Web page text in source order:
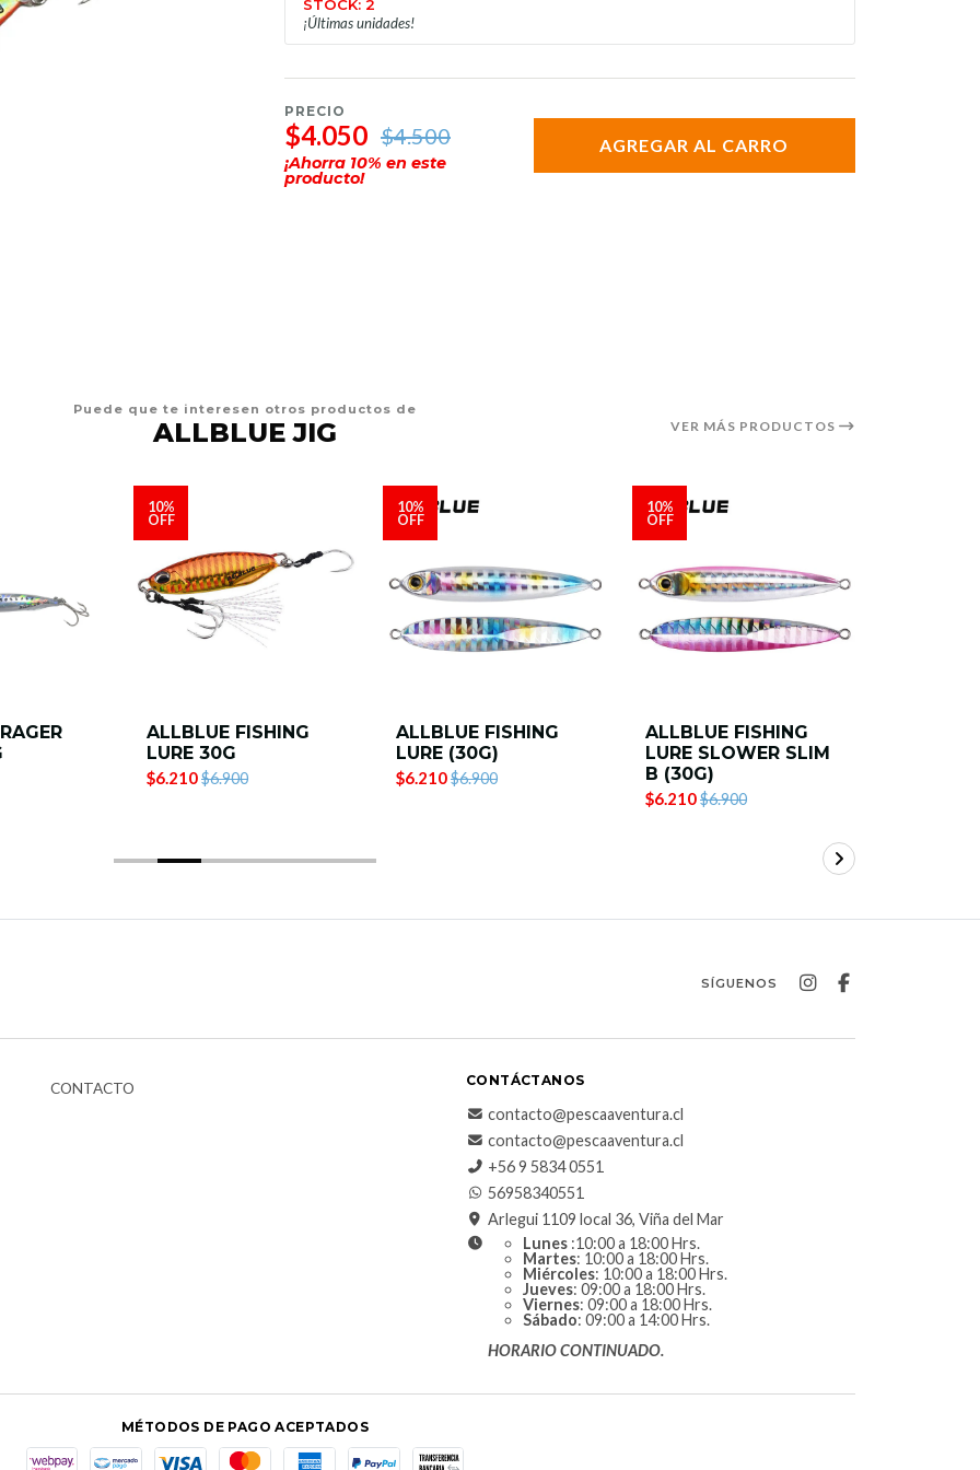
STOCK: 2
¡Últimas unidades!
PRECIO
$4.050 $4.500
¡Ahorra 10% en este
producto!
AGREGAR AL CARRO
Puede que te interesen otros productos de
ALLBLUE JIG VER MÁS PRODUCTOS
10%
OFF
ALLBLUE FISHING
LURE 30G
$6.210$6.900
10%
OFF
ALLBLUE FISHING
LURE (30G)
$6.210$6.900
10%
OFF
ALLBLUE FISHING
LURE SLOWER SLIM
B (30G)
$6.210$6.900
SÍGUENOS
CONTACTO CONTÁCTANOS
contacto@pescaaventura.cl
contacto@pescaaventura.cl
+56 9 5834 0551
56958340551
Arlegui 1109 local 36, Viña del Mar
Lunes :10:00 a 18:00 Hrs.
Martes: 10:00 a 18:00 Hrs.
Miércoles: 10:00 a 18:00 Hrs.
Jueves: 09:00 a 18:00 Hrs.
Viernes: 09:00 a 18:00 Hrs.
Sábado: 09:00 a 14:00 Hrs.
HORARIO CONTINUADO.
MÉTODOS DE PAGO ACEPTADOS